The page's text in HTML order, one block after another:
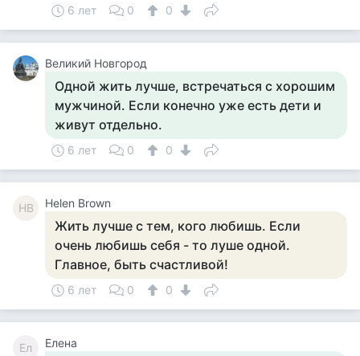
6 лет 0 0
Великий Новгород
Одной жить лучше, встречаться с хорошим
мужчиной. Если конечно уже есть дети и
живут отдельно.
6 лет 0 0
HB Helen Brown
Жить лучше с тем, кого любишь. Если
очень любишь себя - то луше одной.
Главное, быть счастливой!
6 лет 0 0
Ел Елена